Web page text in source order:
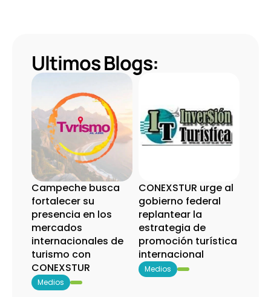
Ultimos Blogs:
Campeche busca
fortalecer su
presencia en los
mercados
internacionales de
turismo con
CONEXSTUR
Medios
CONEXSTUR urge al
gobierno federal
replantear la
estrategia de
promoción turística
internacional
Medios